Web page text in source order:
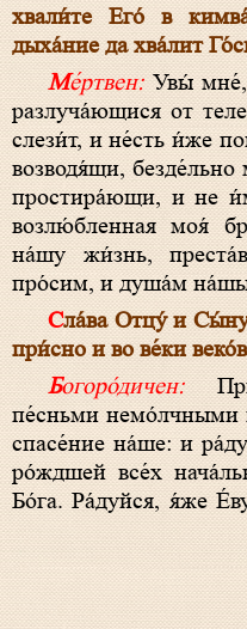
хвали́те Его́ в
дыха́ние да хва́лит
Ме́ртвен:Увы́ мне́,
разлуча́ющися от
слези́т, и не́сть и́же
возводя́щи,
простира́ющи, и не
возлю́бленная моя́
на́шу жи́знь,
про́сим, и душа́м
Сла́ва Отцу́ и Сы́ну и Свято́му Ду́ху, и ны́не и
при́сно и во ве́ки
Богоро́дичен:
пе́сньми немо́лчными
спасе́ние на́ше: и
ро́ждшей все́х
Бо́га. Ра́дуйся, я́же